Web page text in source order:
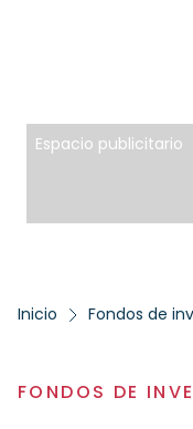
Espacio publicitario
Inicio Fondos de
FONDOS DE